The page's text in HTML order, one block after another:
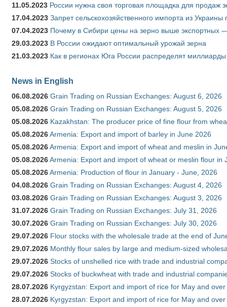
11.05.2023 России нужна своя торговая площадка для продаж
17.04.2023 Запрет сельскохозяйственного импорта из
07.04.2023 Почему в Сибири цены на зерно выше экспортных
29.03.2023 В России ожидают оптимальный урожай зерна
21.03.2023 Как в регионах Юга России распределят
News in English
06.08.2026 Grain Trading on Russian Exchanges: August 6, 2026
05.08.2026 Grain Trading on Russian Exchanges: August 5, 2026
05.08.2026 Kazakhstan: The producer price of fine flour from
05.08.2026Armenia: Export and import of barley in June 2026
05.08.2026Armenia: Export and import of wheat and meslin in
05.08.2026Armenia: Export and import of wheat or meslin flour in
05.08.2026Armenia: Production of flour in January - June, 2026
04.08.2026 Grain Trading on Russian Exchanges: August 4, 2026
03.08.2026 Grain Trading on Russian Exchanges: August 3, 2026
31.07.2026 Grain Trading on Russian Exchanges: July 31, 2026
30.07.2026 Grain Trading on Russian Exchanges: July 30, 2026
29.07.2026 Flour stocks with the wholesale trade at the end of
29.07.2026 Monthly flour sales by large and medium-sized
29.07.2026 Stocks of unshelled rice with trade and industrial
29.07.2026 Stocks of buckwheat with trade and industrial
28.07.2026 Kyrgyzstan: Export and import of rice for May and
28.07.2026 Kyrgyzstan: Export and import of rice for May and